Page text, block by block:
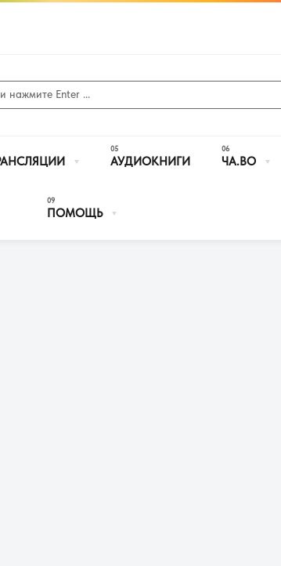
АУДИОКНИГИ ЧА.ВО
ПОМОЩЬ